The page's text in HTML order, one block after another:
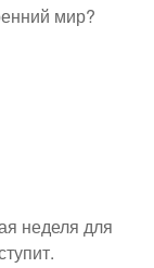
мир?
неделя для